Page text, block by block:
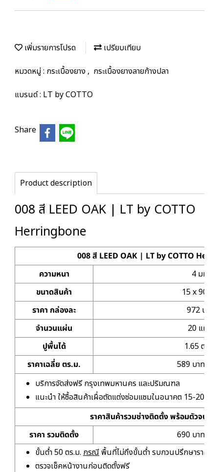
เพิ่มรายการโปรด
เปรียบเทียบ
หมวดหมู่ : กระเบื้องยาง, กระเบื้องยางลายก้างปลา
แบรนด์ : LT by COTTO
Share
Product description
008 สี LEED OAK | LT by COTTO
Herringbone
008 สี LEED OAK | LT by COTTO
ความหนา
4 มม.
ขนาดสินค้า
15 x 90 ซม.
ราคา กล่องละ
972 บาท
จำนวนแผ่น
20 แผ่น
ปูพื้นได้
1.65 ตร.ม.
ราคาเฉลี่ย ตร.ม.
589 บาท/ตร
บริการจัดส่งฟรี กรุงเทพมหานคร และปริมณฑล
แนะนำ ให้ซื้อสินค้าเผื่อตัดแต่งซ่อมแซมในอนาคต 15-20%
ราคาสินค้ารวมช่างติดตั้ง พร้อมตัวจบเก็
ราคา รวมติดตั้ง
690 บาท/ตร
ขั้นต่ำ 50 ตร.ม. กรณีพื้นที่ไม่ถึงขั้นต่ำ รบกวนปรึกษาราคาเ
ตรวจเช็คหน้างานก่อนติดตั้งฟรี